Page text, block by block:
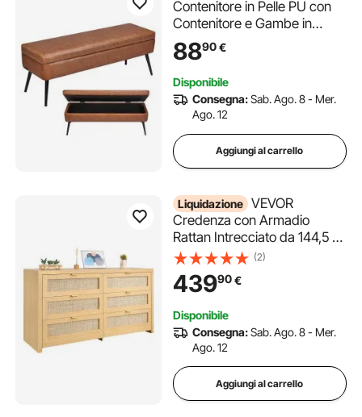
Contenitore in Pelle PU con
Contenitore e Gambe in
Metallo, Panchina Ingresso
da Interno per Scarpe per
Ingresso, Panche Moderne
per Soggiorno, Sala da
Pranzo, Corridoio, Marrone
8890€
Disponibile
Consegna:Sab. Ago. 8 - Mer.
Ago. 12
Aggiungi al carrello
Liquidazione VEVOR
Credenza con Armadio
Rattan Intrecciato da 144,5 x
45 x 79,5 cm, Carico di 91 kg
con 6 Cassetti e Maniglie in
Metallo, Mobiletto Moderno in
Soggiorno, Corridoio
(2)
43990€
Disponibile
Consegna:Sab. Ago. 8 - Mer.
Ago. 12
Aggiungi al carrello